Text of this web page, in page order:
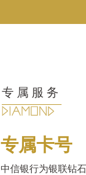
专属服务
专属卡号
中信银行为银联钻